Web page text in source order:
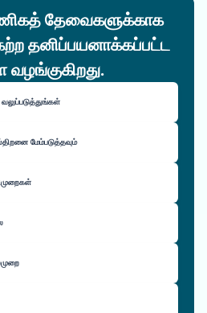
தேவைகளுக்காக
தனிப்பயனாக்கப்பட்ட
வழங்குகிறது.
மேம்படுத்தவும்